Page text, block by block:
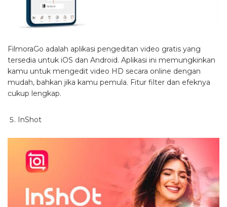
FilmoraGo adalah aplikasi pengeditan video gratis yang
tersedia untuk iOS dan Android. Aplikasi ini memungkinkan
kamu untuk mengedit video HD secara online dengan
mudah, bahkan jika kamu pemula. Fitur filter dan efeknya
cukup lengkap.
InShot